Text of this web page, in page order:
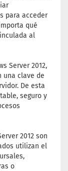
para acceder
qué
al
Server 2012,
una clave de
De esta
seguro y
2012 son
utilizan el
o